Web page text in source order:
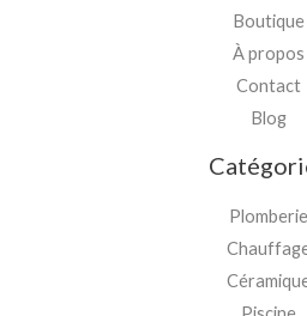
Boutique
À propos
Contact
Blog
Plomberie